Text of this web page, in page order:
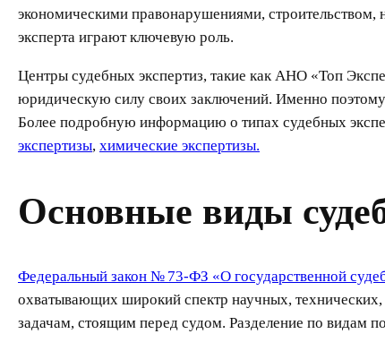
экономическими правонарушениями, строительством,
эксперта играют ключевую роль.
Центры судебных экспертиз, такие как АНО «Топ
юридическую силу своих заключений. Именно поэтому
Более подробную информацию о типах судебных
экспертизы, химические экспертизы.
Основные виды
Федеральный закон № 73-ФЗ «О государственной
охватывающих широкий спектр научных,
задачам, стоящим перед судом. Разделение по видам